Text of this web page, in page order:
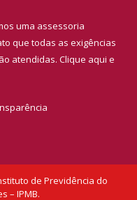
uma assessoria
que todas as exigências
atendidas. Clique aqui e
de Previdência do
– IPMB.